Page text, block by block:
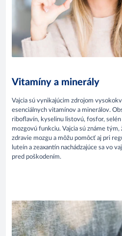
Vitamíny a minerály
Vajcia sú vynikajúcim zdrojom
esenciálnych vitamínov a minerálov.
riboflavín, kyselinu listovú, fosfor,
mozgovú funkciu. Vajcia sú známe
zdravie mozgu a môžu pomôcť aj pri
luteín a zeaxantín nachádzajúce sa vo
pred poškodením.